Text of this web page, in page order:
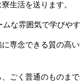
生活を送ります。
な雰囲気で学びやす
専念できる質の高
ごく普通のものまで